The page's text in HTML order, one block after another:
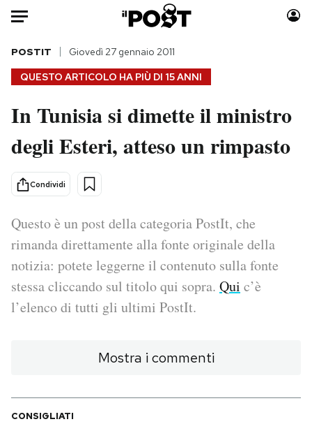
Auto
HOME
Italia
Politica
Tecnologia
Internet
Scienza
Cultura
Moda
Consumismi
Media
Europa
QUESTO ARTICOLO HA PIÙ DI 15 ANNI
POSTIT Giovedì 27 gennaio 2011
In Tunisia si dimette il ministro
degli Esteri, atteso un rimpasto
Condividi
Questo è un post della categoria PostIt, che
rimanda direttamente alla fonte originale della
notizia: potete leggerne il contenuto sulla fonte
stessa cliccando sul titolo qui sopra. Qui c’è
l’elenco di tutti gli ultimi PostIt.
Mostra i commenti
CONSIGLIATI